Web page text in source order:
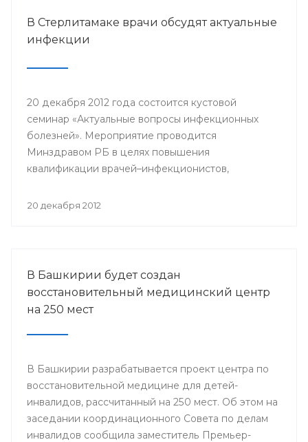
В Стерлитамаке врачи обсудят актуальные
инфекции
20 декабря 2012 года состоится кустовой
семинар «Актуальные вопросы инфекционных
болезней». Мероприятие проводится
Минздравом РБ в целях повышения
квалификации врачей–инфекционистов,
врачей станций скорой медицинской помощи
20 декабря 2012
В Башкирии будет создан
восстановительный медицинский центр
на 250 мест
В Башкирии разрабатывается проект центра по
восстановительной медицине для детей-
инвалидов, рассчитанный на 250 мест. Об этом на
заседании координационного Совета по делам
инвалидов сообщила заместитель Премьер-